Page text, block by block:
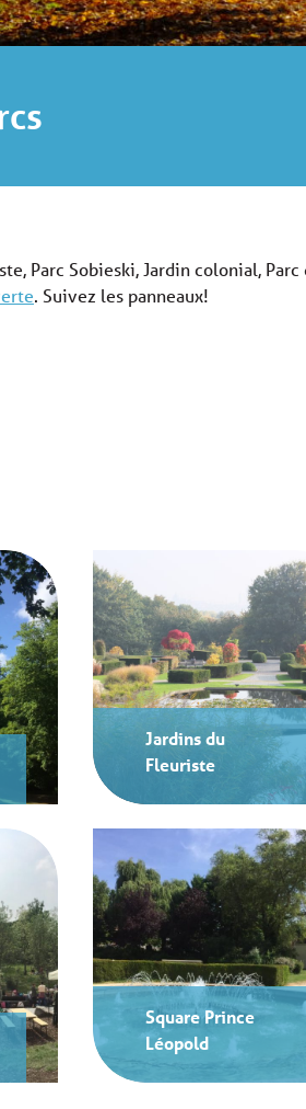
Parc Sobieski, Jardin colonial, Parc
. Suivez les panneaux!
Jardins du
Fleuriste
Square Prince
Léopold